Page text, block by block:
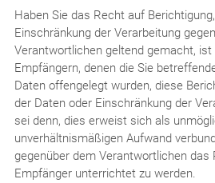
Haben Sie das Recht auf
Einschränkung der Verarbeitung
Verantwortlichen geltend gemacht,
Empfängern, denen die Sie
Daten offengelegt wurden, diese
der Daten oder Einschränkung der
sei denn, dies erweist sich als
unverhältnismäßigen Aufwand
gegenüber dem Verantwortlichen das
Empfänger unterrichtet zu werden.